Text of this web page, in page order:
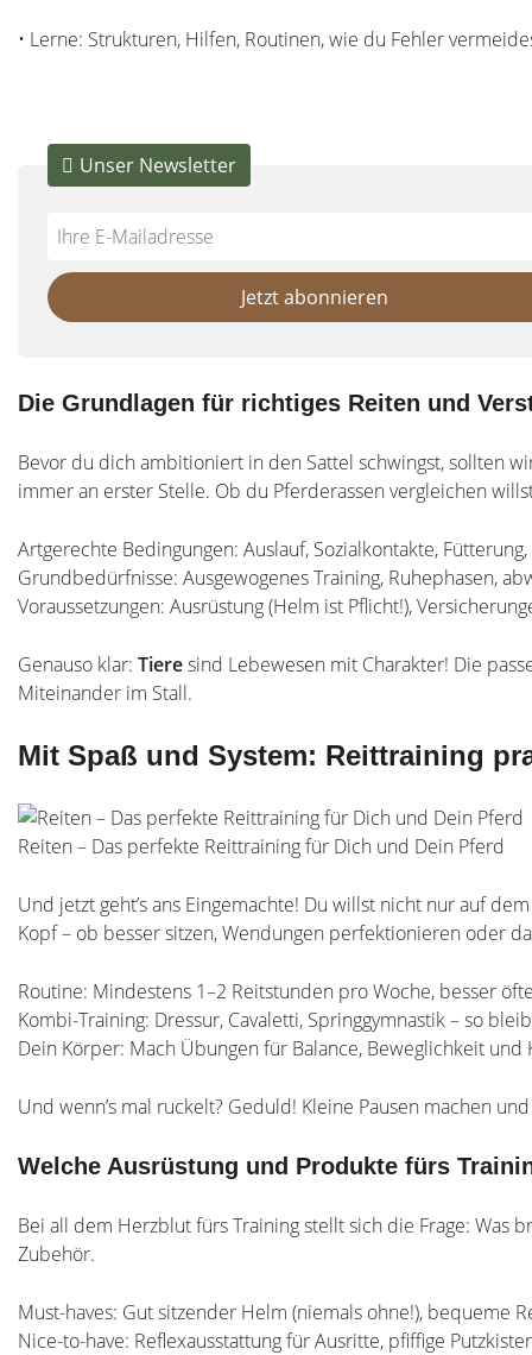
• Lerne: Strukturen, Hilfen, Routinen, wie du Fehler
Do
fill
this
Unser Newsletter
*Ihre
Mailadresse:
Jetzt abonnieren
Die Grundlagen für richtiges Reiten und
Bevor du dich ambitioniert in den Sattel schwingst, sollten
immer an erster Stelle. Ob du Pferderassen vergleichen
Artgerechte Bedingungen: Auslauf, Sozialkontakte,
Grundbedürfnisse: Ausgewogenes Training, Ruhephasen,
Voraussetzungen: Ausrüstung (Helm ist Pflicht!),
Genauso klar: Tieresind Lebewesen mit Charakter! Die
Miteinander im Stall.
Mit Spaß und System: Reittraining
Reiten – Das perfekte Reittraining für Dich und Dein Pferd
Und jetzt geht’s ans Eingemachte! Du willst nicht nur auf
Kopf – ob besser sitzen, Wendungen perfektionieren oder
Routine: Mindestens 1–2 Reitstunden pro Woche, besser
Kombi-Training: Dressur, Cavaletti, Springgymnastik – so
Dein Körper: Mach Übungen für Balance, Beweglichkeit
Und wenn’s mal ruckelt? Geduld! Kleine Pausen machen
Welche Ausrüstung und Produkte fürs
Bei all dem Herzblut fürs Training stellt sich die Frage: Was
Zubehör.
Must-haves: Gut sitzender Helm (niemals ohne!), bequeme
Nice-to-have: Reflexausstattung für Ausritte, pfiffige